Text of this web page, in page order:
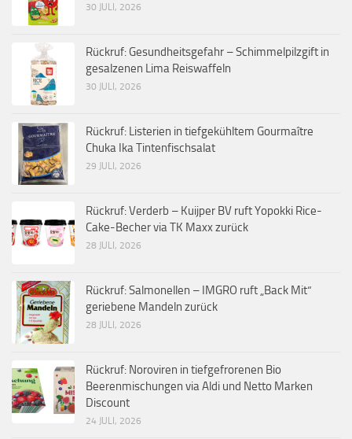
30 JULI, 2026
Rückruf: Gesundheitsgefahr – Schimmelpilzgift in
gesalzenen Lima Reiswaffeln
30 JULI, 2026
Rückruf: Listerien in tiefgekühltem Gourmaître
Chuka Ika Tintenfischsalat
29 JULI, 2026
Rückruf: Verderb – Kuijper BV ruft Yopokki Rice-
Cake-Becher via TK Maxx zurück
28 JULI, 2026
Rückruf: Salmonellen – IMGRO ruft „Back Mit“
geriebene Mandeln zurück
28 JULI, 2026
Rückruf: Noroviren in tiefgefrorenen Bio
Beerenmischungen via Aldi und Netto Marken
Discount
24 JULI, 2026